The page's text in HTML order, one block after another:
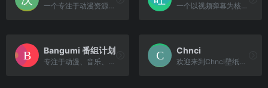
一个专注于动漫资源分享的社区平台。 一个以视频弹幕为核心特色的弹幕视频网站。
Bangumi 番组计划
专注于动漫、音乐、游戏领域，帮助你分享、发现与结识同好的ACG网络。
Chnci
欢迎来到Chnci壁纸网！这里汇...